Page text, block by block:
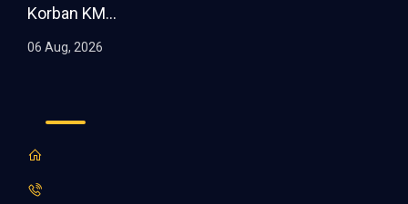
Korban KM...
06 Aug, 2026